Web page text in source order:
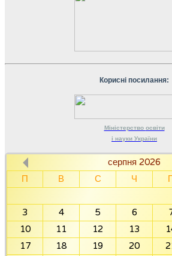
Корисні посилання:
Міністерство освіти
і науки України
серпня 2026
П
В С Ч
3
4 5 6
10
11 12 13
17
18 19 20